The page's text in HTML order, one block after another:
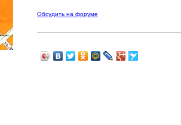
Обсудить на форуме